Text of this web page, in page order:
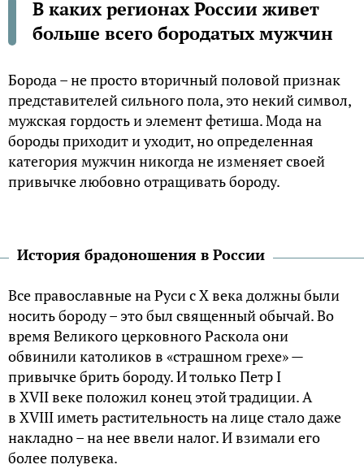
В каких регионах России живет
больше всего бородатых мужчин
Борода – не просто вторичный половой признак
представителей сильного пола, это некий символ,
мужская гордость и элемент фетиша. Мода на
бороды приходит и уходит, но определенная
категория мужчин никогда не изменяет своей
привычке любовно отращивать бороду.
История брадоношения в России
Все православные на Руси с X века должны были
носить бороду – это был священный обычай. Во
время Великого церковного Раскола они
обвинили католиков в «страшном грехе» —
привычке брить бороду. И только Петр I
в XVIIвеке положил конец этой традиции. А
в XVIIIиметь растительность на лице стало даже
накладно – на нее ввели налог. И взимали его
более полувека.